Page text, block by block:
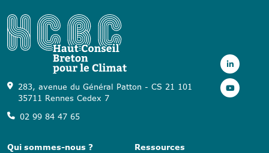
283, avenue du Général Patton - CS 21 101
35711 Rennes Cedex 7
02 99 84 47 65
Qui sommes-nous ?
Ressources